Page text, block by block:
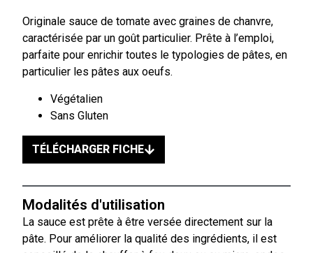
Originale sauce de tomate avec graines de chanvre,
caractérisée par un goût particulier. Prête à l’emploi,
parfaite pour enrichir toutes le typologies de pâtes, en
particulier les pâtes aux oeufs.
Végétalien
Sans Gluten
TÉLÉCHARGER FICHE
Modalités d'utilisation
La sauce est prête à être versée directement sur la
pâte. Pour améliorer la qualité des ingrédients, il est